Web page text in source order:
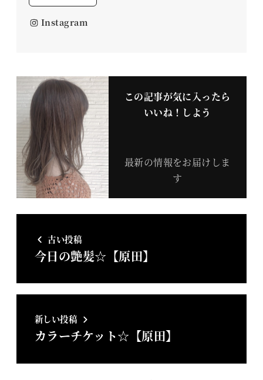
Instagram
この記事が気に入ったら
いいね！しよう
最新の情報をお届けしま
す
古い投稿
今日の艶髪☆【原田】
新しい投稿
カラーチケット☆【原田】